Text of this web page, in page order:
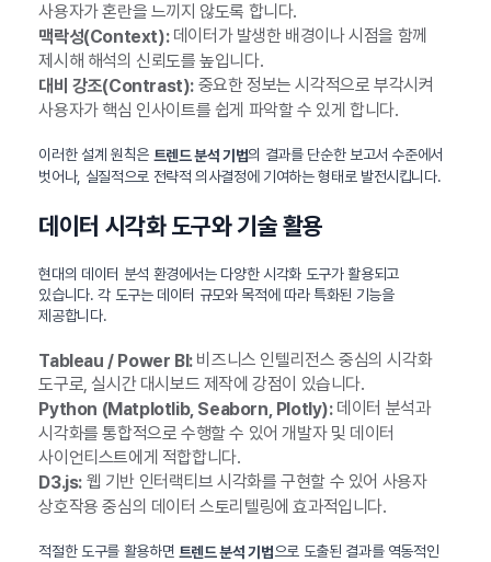
사용자가 혼란을 느끼지 않도록 합니다.
맥락성(Context):데이터가 발생한 배경이나 시점을 함께
제시해 해석의 신뢰도를 높입니다.
대비 강조(Contrast):중요한 정보는 시각적으로 부각시켜
사용자가 핵심 인사이트를 쉽게 파악할 수 있게 합니다.
이러한 설계 원칙은 트렌드 분석 기법의 결과를 단순한 보고서 수준에서
벗어나, 실질적으로 전략적 의사결정에 기여하는 형태로 발전시킵니다.
데이터 시각화 도구와 기술 활용
현대의 데이터 분석 환경에서는 다양한 시각화 도구가 활용되고
있습니다. 각 도구는 데이터 규모와 목적에 따라 특화된 기능을
제공합니다.
Tableau / Power BI:비즈니스 인텔리전스 중심의 시각화
도구로, 실시간 대시보드 제작에 강점이 있습니다.
Python (Matplotlib, Seaborn, Plotly):데이터 분석과
시각화를 통합적으로 수행할 수 있어 개발자 및 데이터
사이언티스트에게 적합합니다.
D3.js:웹 기반 인터랙티브 시각화를 구현할 수 있어 사용자
상호작용 중심의 데이터 스토리텔링에 효과적입니다.
적절한 도구를 활용하면 트렌드 분석 기법으로 도출된 결과를 역동적인